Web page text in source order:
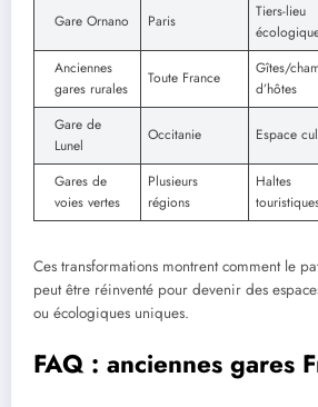
Gare Ornano Paris
Tiers-lieu
Anciennes
gares rurales
Toute France
Gîtes/
d’hôtes
Gare de
Lunel
Occitanie Espace
Gares de
voies vertes
Plusieurs
régions
Haltes
Ces transformations montrent comment le
peut être réinventé pour devenir des
ou écologiques uniques.
FAQ : anciennes gares